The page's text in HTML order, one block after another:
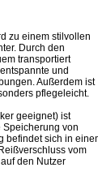
zu einem stilvollen
Durch den
transportiert
und
Außerdem ist
pflegeleicht.
geeignet) ist
Speicherung von
befindet sich in
vom
den Nutzer